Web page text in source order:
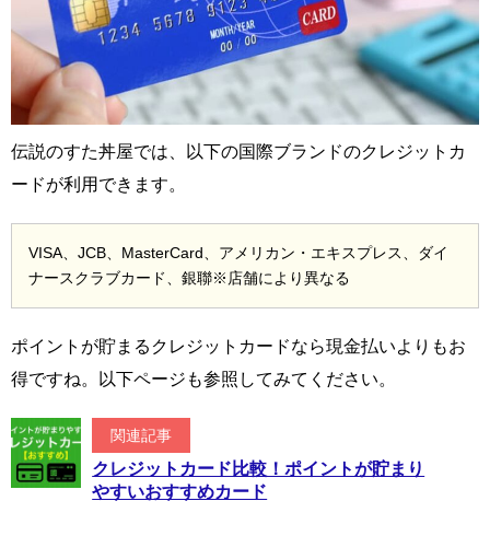
伝説のすた丼屋では、以下の国際ブランドのクレジットカ
ードが利用できます。
VISA、JCB、MasterCard、アメリカン・エキスプレス、ダイ
ナースクラブカード、銀聯※店舗により異なる
ポイントが貯まるクレジットカードなら現金払いよりもお
得ですね。以下ページも参照してみてください。
関連記事
クレジットカード比較！ポイントが貯まり
やすいおすすめカード